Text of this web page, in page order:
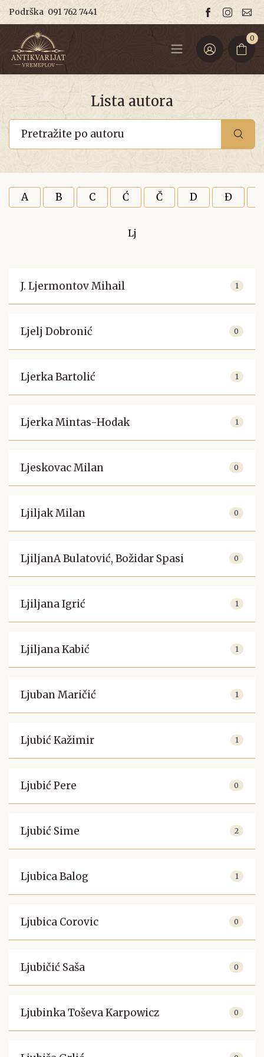
Podrška 091 762 7441
0
Lista autora
A B C Ć Č D Đ
Lj
J. Ljermontov Mihail 1
Ljelj Dobronić 0
Ljerka Bartolić 1
Ljerka Mintas-Hodak 1
Ljeskovac Milan 0
Ljiljak Milan 0
LjiljanA Bulatović, Božidar Spasi 0
Ljiljana Igrić 1
Ljiljana Kabić 1
Ljuban Maričić 1
Ljubić Kažimir 1
Ljubić Pere 0
Ljubić Sime 2
Ljubica Balog 1
Ljubica Corovic 0
Ljubičić Saša 0
Ljubinka Toševa Karpowicz 0